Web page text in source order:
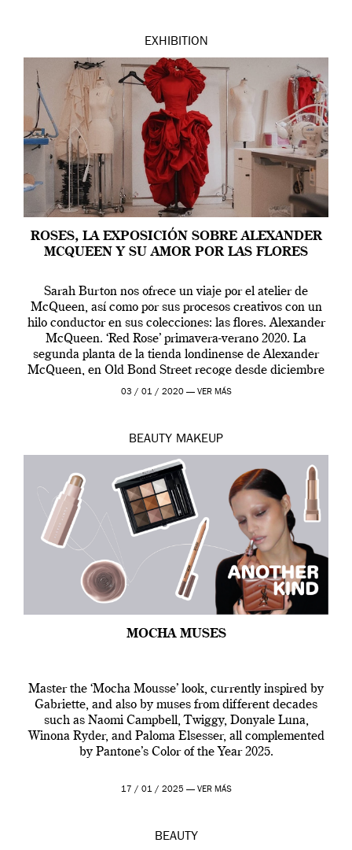
EXHIBITION
ROSES, LA EXPOSICIÓN SOBRE ALEXANDER
MCQUEEN Y SU AMOR POR LAS FLORES
Sarah Burton nos ofrece un viaje por el atelier de
McQueen, así como por sus procesos creativos con un
hilo conductor en sus colecciones: las flores. Alexander
McQueen. ‘Red Rose’ primavera-verano 2020. La
segunda planta de la tienda londinense de Alexander
McQueen, en Old Bond Street recoge desde diciembre
de 2019 hasta final de abril […]
03 / 01 / 2020 — VER MÁS
BEAUTY MAKEUP
MOCHA MUSES
Master the ‘Mocha Mousse’ look, currently inspired by
Gabriette, and also by muses from different decades
such as Naomi Campbell, Twiggy, Donyale Luna,
Winona Ryder, and Paloma Elsesser, all complemented
by Pantone’s Color of the Year 2025.
17 / 01 / 2025 — VER MÁS
BEAUTY